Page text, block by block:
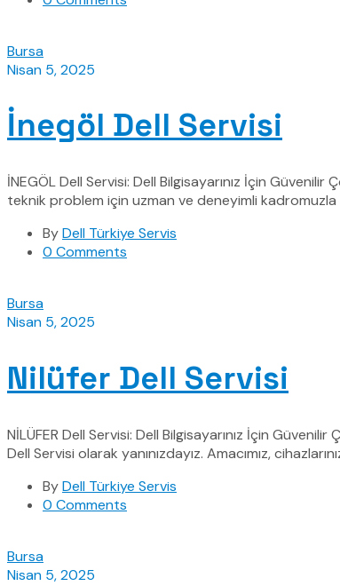
Bursa
Nisan 5, 2025
İnegöl Dell Servisi
İNEGÖL Dell Servisi: Dell Bilgisayarınız İçin
teknik problem için uzman ve deneyimli kadromuzla
ByDell Türkiye Servis
0 Comments
Bursa
Nisan 5, 2025
Nilüfer Dell Servisi
NİLÜFER Dell Servisi: Dell Bilgisayarınız İçin
Dell Servisi olarak yanınızdayız. Amacımız,
ByDell Türkiye Servis
0 Comments
Bursa
Nisan 5, 2025